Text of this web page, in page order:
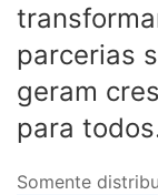
parcerias
geram
para
Somente